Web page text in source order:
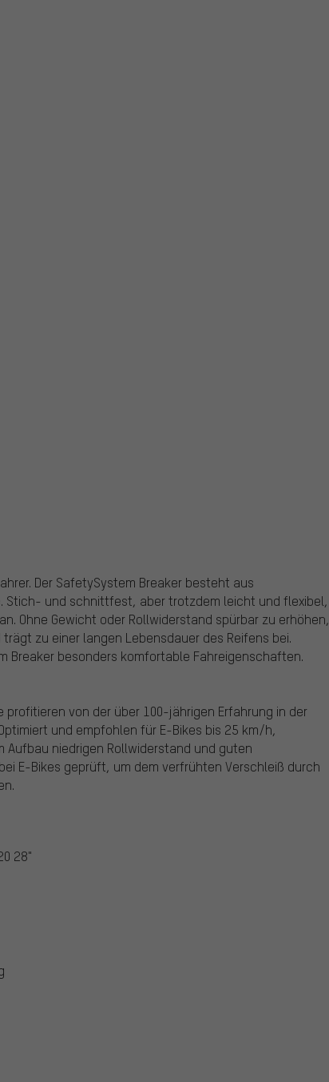
Der SafetySystem Breaker besteht aus
Stich- und schnittfest, aber trotzdem leicht und flexibel,
Ohne Gewicht oder Rollwiderstand spürbar zu erhöhen,
zu einer langen Lebensdauer des Reifens bei.
Breaker besonders komfortable Fahreigenschaften.
profitieren von der über 100-jährigen Erfahrung in der
und empfohlen für E-Bikes bis 25 km/h,
niedrigen Rollwiderstand und guten
E-Bikes geprüft, um dem verfrühten Verschleiß durch
28"